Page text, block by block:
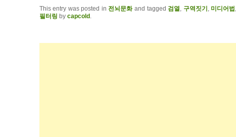
This entry was posted in 전뇌문화and tagged 검열 구역짓기 미디어법
필터링 by capcold.